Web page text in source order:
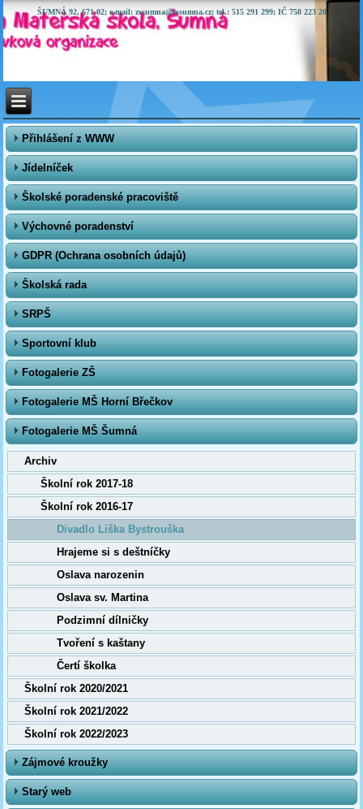
ŠUMNÁ 92, 671 02; e-mail: zssumna@zssumna.cz; tel.: 515 291 299; IČ 750 223 20
Přihlášení z WWW
Jídelníček
Školské poradenské pracoviště
Výchovné poradenství
GDPR (Ochrana osobních údajů)
Školská rada
SRPŠ
Sportovní klub
Fotogalerie ZŠ
Fotogalerie MŠ Horní Břečkov
Fotogalerie MŠ Šumná
Archiv
Školní rok 2017-18
Školní rok 2016-17
Divadlo Liška Bystrouška
Hrajeme si s deštníčky
Oslava narozenin
Oslava sv. Martina
Podzimní dílničky
Tvoření s kaštany
Čertí školka
Školní rok 2020/2021
Školní rok 2021/2022
Školní rok 2022/2023
Zájmové kroužky
Starý web